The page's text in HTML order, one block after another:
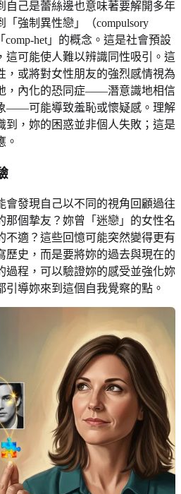
自己是蕾絲邊也意味著要解開多年
強制異性戀」（compulsory
comp-het」的概念。這是社會預設
這可能使人難以辨識同性吸引。這
，或將對女性朋友的強烈感情視為
，內化的恐同症——潛意識地相信
——可能導致羞恥或懷疑感。理解
到，妳的困惑並非個人失敗；這是
。
會發現自己以不同的視角回顧過往
那個摯友？妳曾「迷戀」的女性名
不適？這些回憶可能突然變得更有
歷史，而是要將妳的過去與現在的
過程，可以驗證妳的感受並強化妳
引導妳來到這個自我覺察的點。